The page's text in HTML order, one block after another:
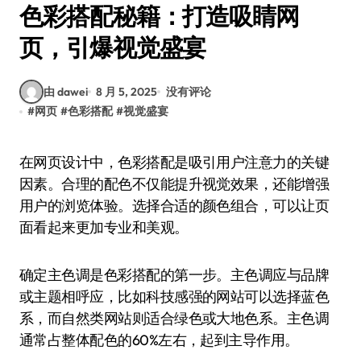
色彩搭配秘籍：打造吸睛网
页，引爆视觉盛宴
由 dawei 8 月 5, 2025 没有评论
#网页 #色彩搭配 #视觉盛宴
在网页设计中，色彩搭配是吸引用户注意力的关键
因素。合理的配色不仅能提升视觉效果，还能增强
用户的浏览体验。选择合适的颜色组合，可以让页
面看起来更加专业和美观。
确定主色调是色彩搭配的第一步。主色调应与品牌
或主题相呼应，比如科技感强的网站可以选择蓝色
系，而自然类网站则适合绿色或大地色系。主色调
通常占整体配色的60%左右，起到主导作用。